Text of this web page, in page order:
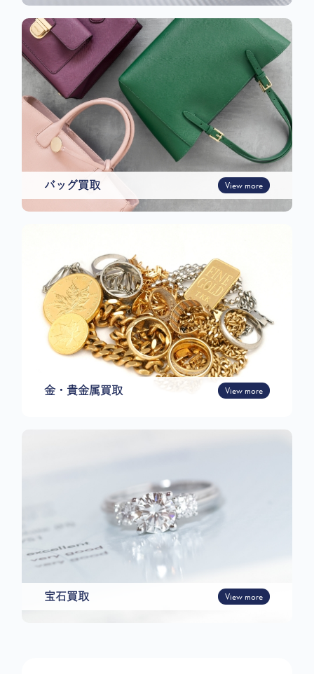
バッグ買取 View more
金・貴金属買取 View more
宝石買取 View more